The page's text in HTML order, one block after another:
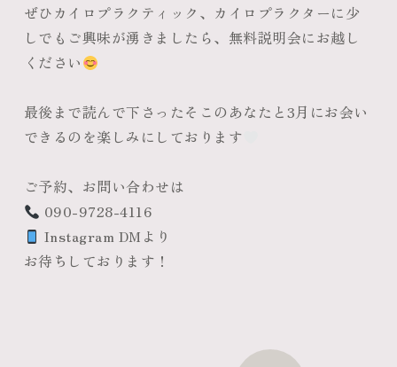
ぜひカイロプラクティック、カイロプラクターに少
しでもご興味が湧きましたら、無料説明会にお越し
ください
最後まで読んで下さったそこのあなたと3月にお会い
できるのを楽しみにしております
ご予約、お問い合わせは
090-9728-4116
Instagram DMより
お待ちしております！